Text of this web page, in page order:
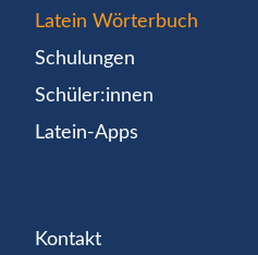
Latein Wörterbuch
Schulungen
Schüler:innen
Latein-Apps
Kontakt